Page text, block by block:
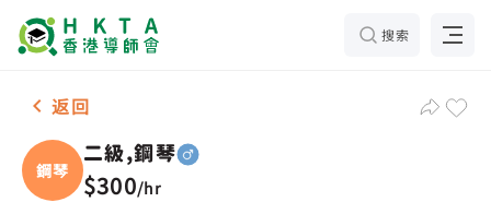
搜索
男-1名 二級,鋼琴，牛頭角 補習推介
返回
鋼琴
二級,鋼琴
$300/hr